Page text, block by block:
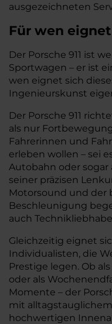
ausgezeichneten
Für wen eignet
Der Porsche 911 ist
Sportwagen – er ist
wen eignet sich
Ingenieurskunst
Der Porsche 911
als nur
Fahrerinnen und
erleben wollen – sei
Autobahn oder sogar
seiner präzisen
Motorsound und der
Beschleunigung
auch
Gleichzeitig eignet
Individualisten, die
Prestige legen. Ob
oder als
Momente – der
mit
hochwertigen